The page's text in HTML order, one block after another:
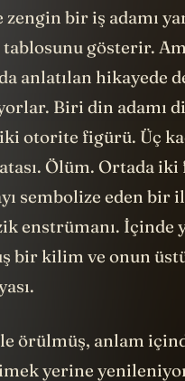
bir iş adamı
gösterir.
anlatılan hikayede
Biri din adamı
otorite figürü. Üç
Ölüm. Ortada iki
sembolize eden bir
enstrümanı. İçinde
bir kilim ve onun
örülmüş, anlam
yerine